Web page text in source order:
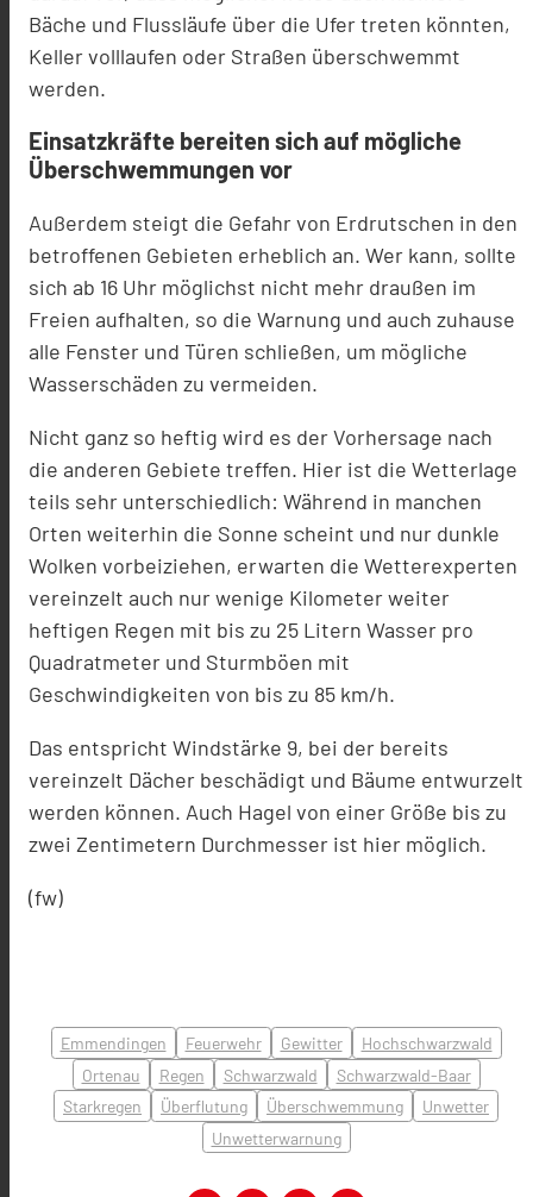
Bäche und Flussläufe über die Ufer treten könnten,
Keller volllaufen oder Straßen überschwemmt
werden.
Einsatzkräfte bereiten sich auf mögliche
Überschwemmungen vor
Außerdem steigt die Gefahr von Erdrutschen in den
betroffenen Gebieten erheblich an. Wer kann, sollte
sich ab 16 Uhr möglichst nicht mehr draußen im
Freien aufhalten, so die Warnung und auch zuhause
alle Fenster und Türen schließen, um mögliche
Wasserschäden zu vermeiden.
Nicht ganz so heftig wird es der Vorhersage nach
die anderen Gebiete treffen. Hier ist die Wetterlage
teils sehr unterschiedlich: Während in manchen
Orten weiterhin die Sonne scheint und nur dunkle
Wolken vorbeiziehen, erwarten die Wetterexperten
vereinzelt auch nur wenige Kilometer weiter
heftigen Regen mit bis zu 25 Litern Wasser pro
Quadratmeter und Sturmböen mit
Geschwindigkeiten von bis zu 85 km/h.
Das entspricht Windstärke 9, bei der bereits
vereinzelt Dächer beschädigt und Bäume entwurzelt
werden können. Auch Hagel von einer Größe bis zu
zwei Zentimetern Durchmesser ist hier möglich.
(fw)
Emmendingen Feuerwehr Gewitter
Hochschwarzwald
Ortenau
Regen Schwarzwald
Schwarzwald-Baar
Starkregen
Überflutung Überschwemmung
Unwetter
Unwetterwarnung